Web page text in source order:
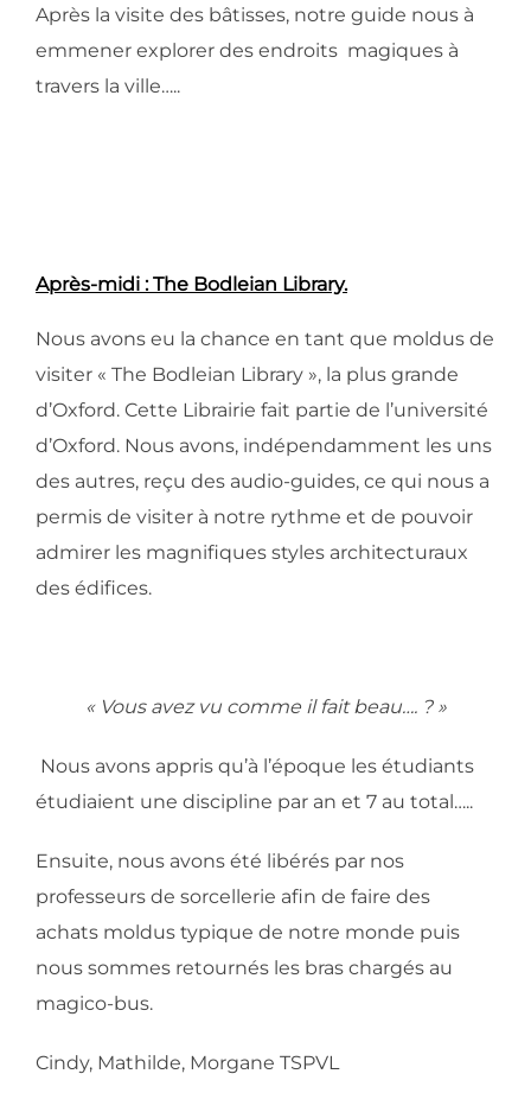
Après la visite des bâtisses, notre guide nous à
emmener explorer des endroits magiques à
travers la ville…..
Après-midi : The Bodleian Library.
Nous avons eu la chance en tant que moldus de
visiter « The Bodleian Library », la plus grande
d’Oxford. Cette Librairie fait partie de l’université
d’Oxford. Nous avons, indépendamment les uns
des autres, reçu des audio-guides, ce qui nous a
permis de visiter à notre rythme et de pouvoir
admirer les magnifiques styles architecturaux
des édifices.
« Vous avez vu comme il fait beau…. ? »
Nous avons appris qu’à l’époque les étudiants
étudiaient une discipline par an et 7 au total…..
Ensuite, nous avons été libérés par nos
professeurs de sorcellerie afin de faire des
achats moldus typique de notre monde puis
nous sommes retournés les bras chargés au
magico-bus.
Cindy, Mathilde, Morgane TSPVL